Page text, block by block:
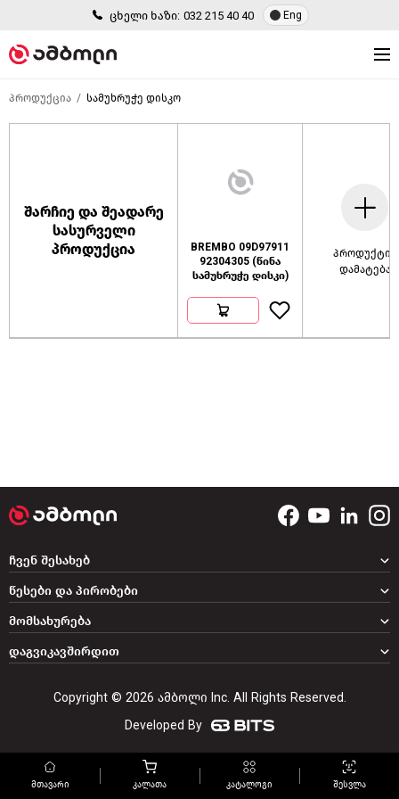
ცხელი ხაზი: 032 215 40 40 Eng
პროდუქცია სამუხრუჭე დისკო
შარჩიე და შეადარე
სასურველი
პროდუქცია
BREMBO 09D97911
92304305 (წინა
სამუხრუჭე დისკი)
პროდუქტის
დამატება
დაგვიკავშირდით
ჩვენ შესახებ
წესები და პირობები
მომსახურება
Copyright © 2026 ამბოლი Inc. All Rights Reserved.
Developed By
მთავარი კალათა კატალოგი შესვლა